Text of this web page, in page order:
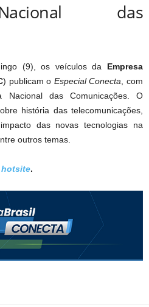
das
(9), os veículos da Empresa
) publicam o Especial Conecta , com
Nacional das Comunicações. O
história das telecomunicações,
das novas tecnologias na
outros temas.
hotsite.